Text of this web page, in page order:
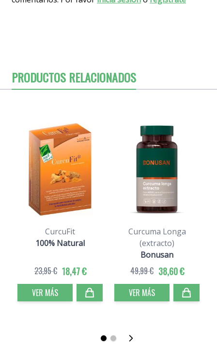
PRODUCTOS RELACIONADOS
CurcuFit
100% Natural
18,47 €
23,95 €
VER MÁS
Curcuma Longa
(extracto)
Bonusan
38,60 €
49,99 €
VER MÁS